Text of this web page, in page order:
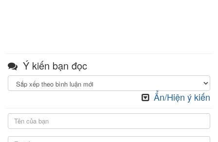
Ý kiến bạn đọc
Ẩn/Hiện ý kiến